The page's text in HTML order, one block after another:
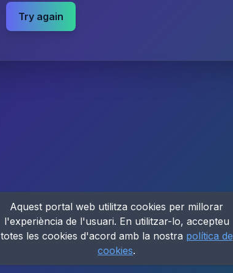
Try again
Aquest portal web utilitza cookies per millorar
l'experiència de l'usuari. En utilitzar-lo, accepteu
totes les cookies d'acord amb la nostra política de
cookies.